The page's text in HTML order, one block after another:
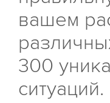
вашем
300
ситуаций.